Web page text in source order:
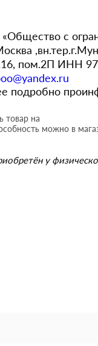
с
пом.2П ИНН
подробно
товар на
можно в
у